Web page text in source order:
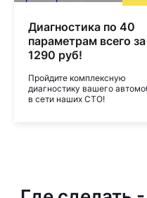
Диагностика по 40
параметрам всего за
1290 руб!
Пройдите комплексную
диагностику вашего
в сети наших СТО!